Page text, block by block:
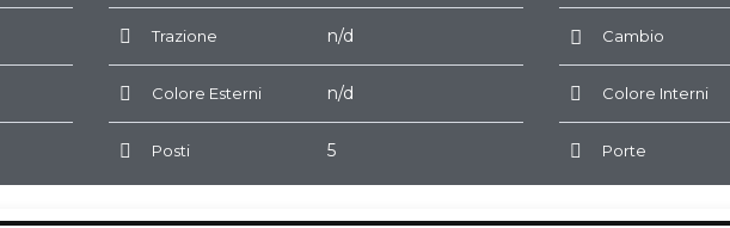
Trazione n/d Cambio
Colore Esterni n/d Colore Interni
Posti 5 Porte